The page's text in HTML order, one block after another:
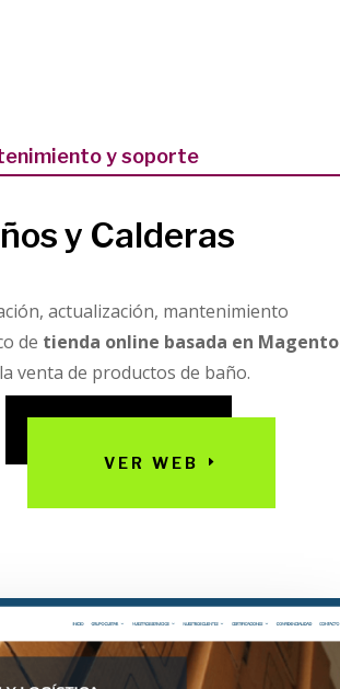
y soporte
y Calderas
actualización, mantenimiento
de tienda online basada en Magento
venta de productos de baño.
VER WEB